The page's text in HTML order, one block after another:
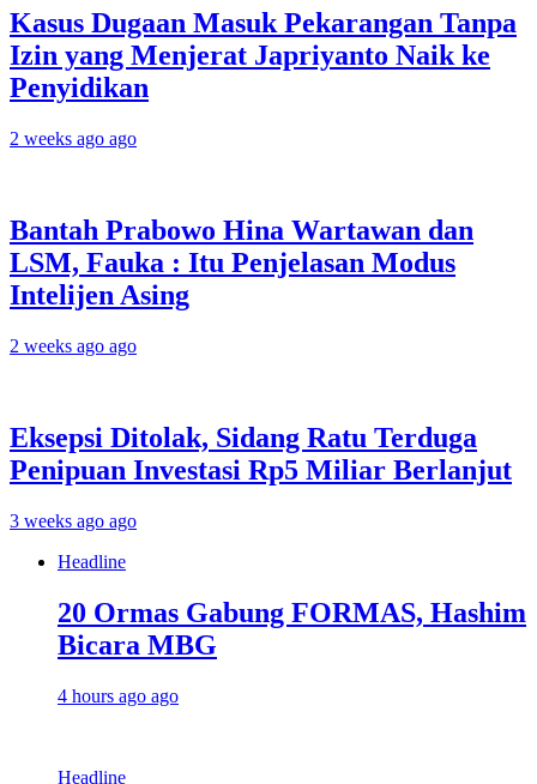
Kasus Dugaan Masuk Pekarangan Tanpa
Izin yang Menjerat Japriyanto Naik ke
Penyidikan
2 weeks ago ago
Bantah Prabowo Hina Wartawan dan
LSM, Fauka : Itu Penjelasan Modus
Intelijen Asing
2 weeks ago ago
Eksepsi Ditolak, Sidang Ratu Terduga
Penipuan Investasi Rp5 Miliar Berlanjut
3 weeks ago ago
Headline
20 Ormas Gabung FORMAS, Hashim
Bicara MBG
4 hours ago ago
Headline